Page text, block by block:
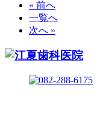
« 前へ
一覧へ
次へ »